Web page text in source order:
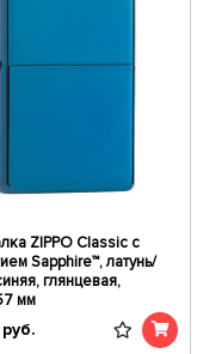
ZIPPO Classic с
Sapphire™, латунь/
глянцевая,
мм
руб.